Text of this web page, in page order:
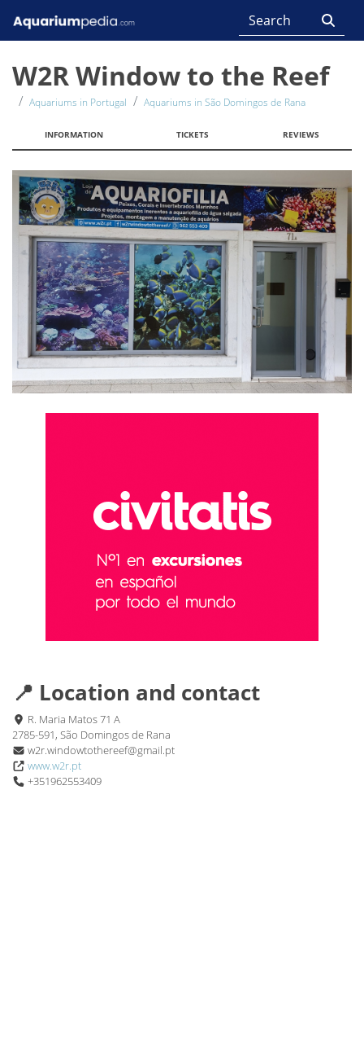
W2R Window to the Reef
Aquariums in Portugal Aquariums in São Domingos de Rana
INFORMATION TICKETS REVIEWS
📍 Location and contact
R. Maria Matos 71 A
2785-591, São Domingos de Rana
w2r.windowtothereef@gmail.pt
www.w2r.pt
+351962553409